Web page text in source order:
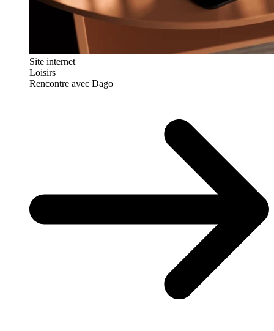
Site internet
Loisirs
Rencontre avec Dago